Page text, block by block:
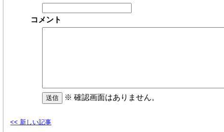
コメント
※ 確認画面はありません。
<< 新しい記事